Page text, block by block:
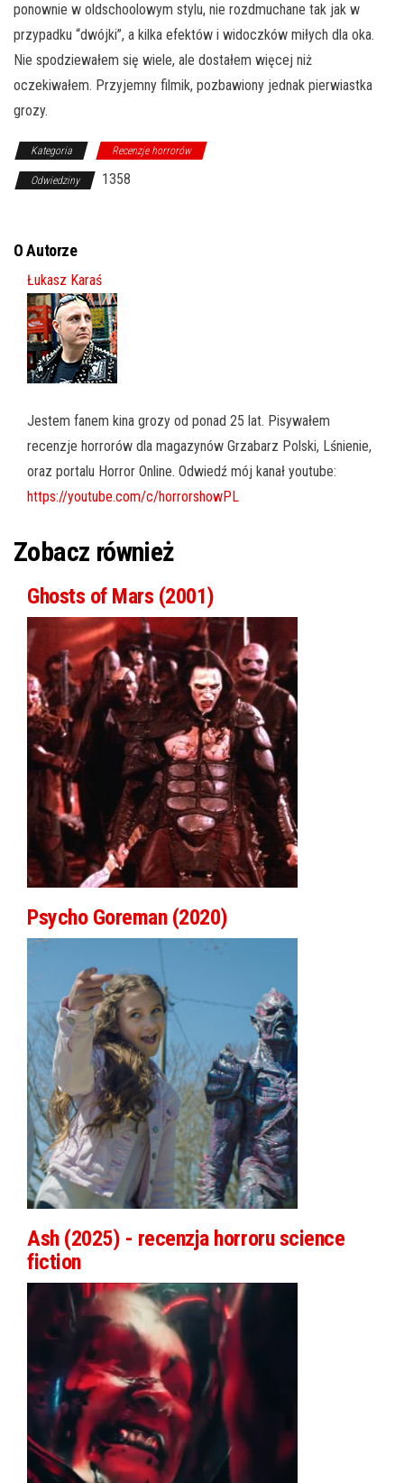
ponownie w oldschoolowym stylu, nie rozdmuchane tak jak w
przypadku “dwójki”, a kilka efektów i widoczków miłych dla oka.
Nie spodziewałem się wiele, ale dostałem więcej niż
oczekiwałem. Przyjemny filmik, pozbawiony jednak pierwiastka
grozy.
Kategoria Recenzje horrorów
Odwiedziny 1358
O Autorze
Łukasz Karaś
Jestem fanem kina grozy od ponad 25 lat. Pisywałem
recenzje horrorów dla magazynów Grzabarz Polski, Lśnienie,
oraz portalu Horror Online. Odwiedź mój kanał youtube:
https://youtube.com/c/horrorshowPL
Zobacz również
Ghosts of Mars (2001)
Psycho Goreman (2020)
Ash (2025) - recenzja horroru science
fiction